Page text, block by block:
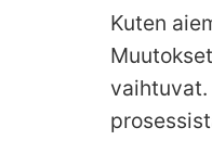
Kuten
vaihtuvat.